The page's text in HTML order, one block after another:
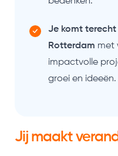
Je komt
Rotterdam met
impactvolle
groei en ideeën.
Jij maakt